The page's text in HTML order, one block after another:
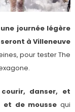
journée légère
à Villeneuve
pour tester The
danser, et
et de mousse qui